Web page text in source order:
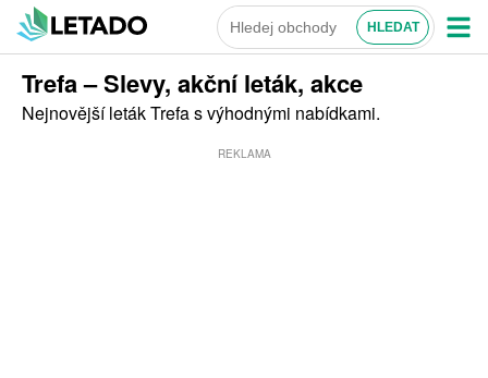
Trefa – Slevy, akční leták, akce
Nejnovější leták Trefa s výhodnými nabídkami.
REKLAMA